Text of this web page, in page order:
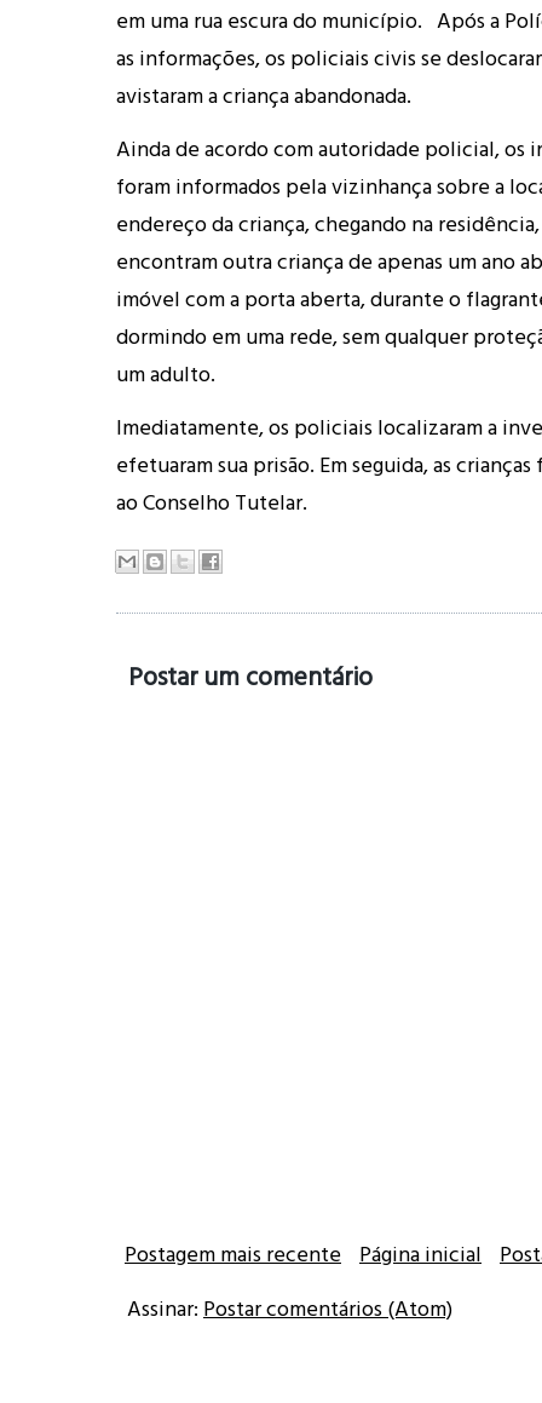
em uma rua escura do município. Após a
as informações, os policiais civis se
avistaram a criança abandonada.
Ainda de acordo com autoridade policial, os
foram informados pela vizinhança sobre a
endereço da criança, chegando na
encontram outra criança de apenas um ano
imóvel com a porta aberta, durante o
dormindo em uma rede, sem qualquer
um adulto.
Imediatamente, os policiais localizaram a
efetuaram sua prisão. Em seguida, as
ao Conselho Tutelar.
Postar um comentário
Postagem mais recente Página inicial
Assinar: Postar comentários (Atom)